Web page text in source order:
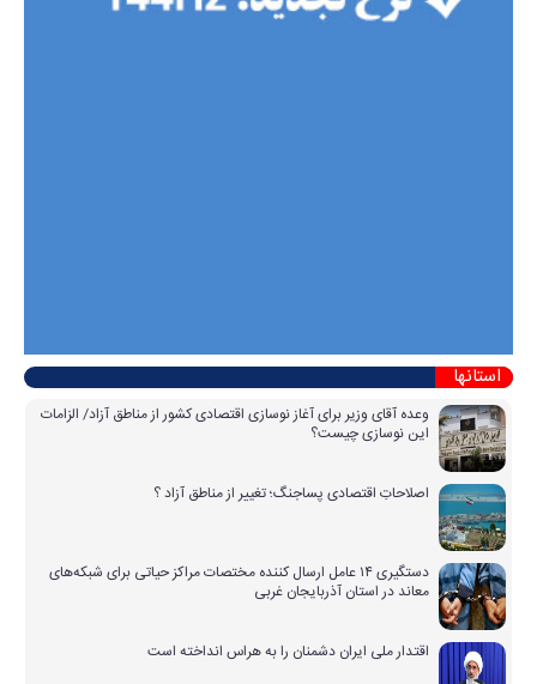
استانها
وعده آقای وزیر برای آغاز نوسازی اقتصادی کشور از مناطق آزاد/ الزامات
این نوسازی چیست؟
اصلاحاتِ اقتصادی پساجنگ؛ تغییر از مناطق آزاد ؟
دستگیری ۱۴ عامل ارسال کننده مختصات مراکز حیاتی برای شبکه‌های
معاند در استان آذربایجان غربی
اقتدار ملی ایران دشمنان را به هراس انداخته است